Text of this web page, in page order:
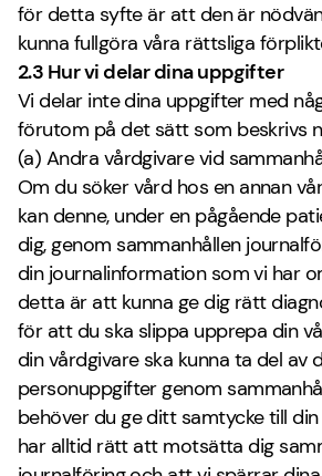
för detta syfte är att den är
kunna fullgöra våra rättsliga
2.3 Hur vi delar dina uppgifter
Vi delar inte dina uppgifter med
förutom på det sätt som beskrivs
(a) Andra vårdgivare vid
Om du söker vård hos en annan
kan denne, under en pågående
dig, genom sammanhållen
din journalinformation som vi har
detta är att kunna ge dig rätt
för att du ska slippa upprepa din
din vårdgivare ska kunna ta del av
personuppgifter genom
behöver du ge ditt samtycke till din
har alltid rätt att motsätta dig